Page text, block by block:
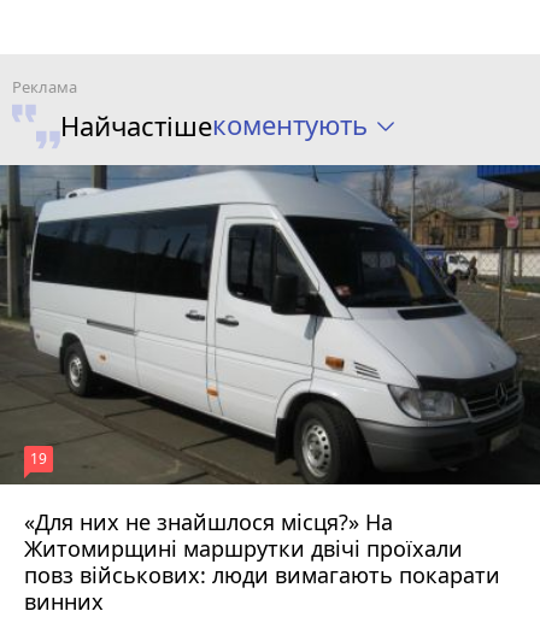
Найчастішекоментують
«Для них не знайшлося місця?» На
Житомирщині маршрутки двічі проїхали
повз військових: люди вимагають покарати
винних
19
17 липня 2026 р.